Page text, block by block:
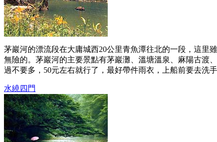
茅巖河的漂流段在大庸城西20公里青魚潭往北的一段，這里
無險的。茅巖河的主要景點有茅巖灘、溫塘溫泉、麻陽古渡
過不要多，50元左右就行了，最好帶件雨衣，上船前要去洗
水繞四門